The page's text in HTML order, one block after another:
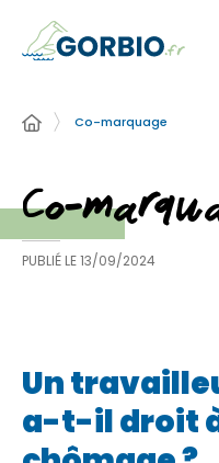
Co-marquage
Co-
PUBLIÉ LE13/09/2024
Un
a-t-il droit